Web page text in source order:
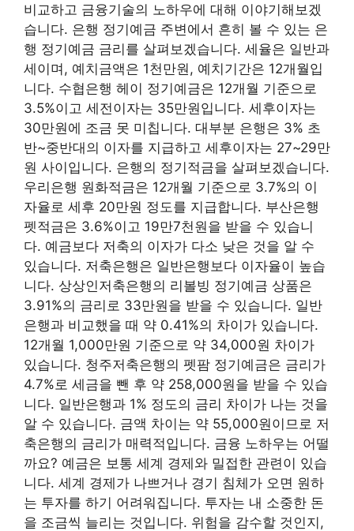
비교하고 금융기술의 노하우에 대해 이야기해보겠
습니다. 은행 정기예금 주변에서 흔히 볼 수 있는 은
행 정기예금 금리를 살펴보겠습니다. 세율은 일반과
세이며, 예치금액은 1천만원, 예치기간은 12개월입
니다. 수협은행 헤이 정기예금은 12개월 기준으로
3.5%이고 세전이자는 35만원입니다. 세후이자는
30만원에 조금 못 미칩니다. 대부분 은행은 3% 초
반~중반대의 이자를 지급하고 세후이자는 27~29만
원 사이입니다. 은행의 정기적금을 살펴보겠습니다.
우리은행 원화적금은 12개월 기준으로 3.7%의 이
자율로 세후 20만원 정도를 지급합니다. 부산은행
펫적금은 3.6%이고 19만7천원을 받을 수 있습니
다. 예금보다 저축의 이자가 다소 낮은 것을 알 수
있습니다. 저축은행은 일반은행보다 이자율이 높습
니다. 상상인저축은행의 리볼빙 정기예금 상품은
3.91%의 금리로 33만원을 받을 수 있습니다. 일반
은행과 비교했을 때 약 0.41%의 차이가 있습니다.
12개월 1,000만원 기준으로 약 34,000원 ​​차이가
있습니다. 청주저축은행의 펫팜 정기예금은 금리가
4.7%로 세금을 뺀 후 약 258,000원을 받을 수 있습
니다. 일반은행과 1% 정도의 금리 차이가 나는 것을
알 수 있습니다. 금액 차이는 약 55,000원이므로 저
축은행의 금리가 매력적입니다. 금융 노하우는 어떨
까요? 예금은 보통 세계 경제와 밀접한 관련이 있습
니다. 세계 경제가 나쁘거나 경기 침체가 오면 원하
는 투자를 하기 어려워집니다. 투자는 내 소중한 돈
을 조금씩 늘리는 것입니다. 위험을 감수할 것인지,